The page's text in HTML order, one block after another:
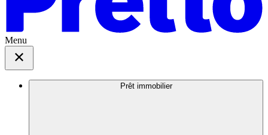
Menu
Prêt immobilier